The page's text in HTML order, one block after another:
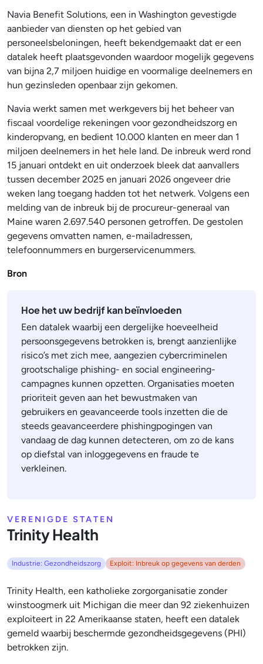
Navia Benefit Solutions, een in Washington gevestigde
aanbieder van diensten op het gebied van
personeelsbeloningen, heeft bekendgemaakt dat er een
datalek heeft plaatsgevonden waardoor mogelijk gegevens
van bijna 2,7 miljoen huidige en voormalige deelnemers en
hun gezinsleden openbaar zijn gekomen.
Navia werkt samen met werkgevers bij het beheer van
fiscaal voordelige rekeningen voor gezondheidszorg en
kinderopvang, en bedient 10.000 klanten en meer dan 1
miljoen deelnemers in het hele land. De inbreuk werd rond
15 januari ontdekt en uit onderzoek bleek dat aanvallers
tussen december 2025 en januari 2026 ongeveer drie
weken lang toegang hadden tot het netwerk. Volgens een
melding van de inbreuk bij de procureur-generaal van
Maine waren 2.697.540 personen getroffen. De gestolen
gegevens omvatten namen, e-mailadressen,
telefoonnummers en burgerservicenummers.
Bron
Hoe het uw bedrijf kan beïnvloeden
Een datalek waarbij een dergelijke hoeveelheid
persoonsgegevens betrokken is, brengt aanzienlijke
risico’s met zich mee, aangezien cybercriminelen
grootschalige phishing- en social engineering-
campagnes kunnen opzetten. Organisaties moeten
prioriteit geven aan het bewustmaken van
gebruikers en geavanceerde tools inzetten die de
steeds geavanceerdere phishingpogingen van
vandaag de dag kunnen detecteren, om zo de kans
op diefstal van inloggegevens en fraude te
verkleinen.
VERENIGDE STATEN
Trinity Health
Industrie: Gezondheidszorg Exploit: Inbreuk op gegevens van derden
Trinity Health, een katholieke zorgorganisatie zonder
winstoogmerk uit Michigan die meer dan 92 ziekenhuizen
exploiteert in 22 Amerikaanse staten, heeft een datalek
gemeld waarbij beschermde gezondheidsgegevens (PHI)
betrokken zijn.